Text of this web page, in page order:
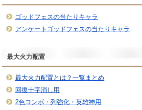
ゴッドフェスの当たりキャラ
アンケートゴッドフェスの当たりキャラ
最大火力配置
最大火力配置とは？一覧まとめ
回復十字消し用
2色コンボ・列強化・英雄神用